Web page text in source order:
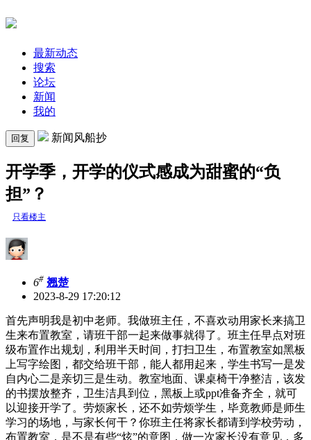
最新动态
搜索
论坛
新闻
我的
回复 新闻风船抄
开学季，开学的仪式感成为甜蜜的“负
担”？
只看楼主
6# 翘楚
2023-8-29 17:20:12
首先声明我是初中老师。我做班主任，不喜欢动用家长来搞卫
生来布置教室，请班干部一起来做事就得了。班主任早点对班
级布置作出规划，利用半天时间，打扫卫生，布置教室如黑板
上写字绘图，都交给班干部，能人都用起来，学生书写一是发
自内心二是亲切三是生动。教室地面、课桌椅干净整洁，该发
的书摆放整齐，卫生洁具到位，黑板上或ppt准备齐全，就可
以迎接开学了。劳烦家长，还不如劳烦学生，毕竟教师是师生
学习的场地，与家长何干？你班主任将家长都请到学校劳动，
布置教室，是不是有些“炫”的意图，做一次家长没有意见，多